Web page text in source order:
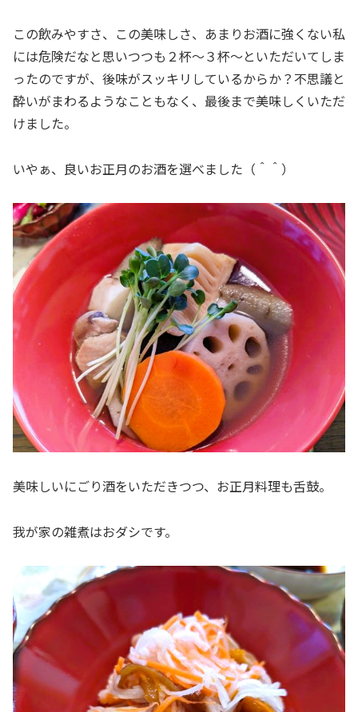
この飲みやすさ、この美味しさ、あまりお酒に強くない私
には危険だなと思いつつも２杯～３杯～といただいてしま
ったのですが、後味がスッキリしているからか？不思議と
酔いがまわるようなこともなく、最後まで美味しくいただ
けました。
いやぁ、良いお正月のお酒を選べました（＾＾）
美味しいにごり酒をいただきつつ、お正月料理も舌鼓。
我が家の雑煮はおダシです。